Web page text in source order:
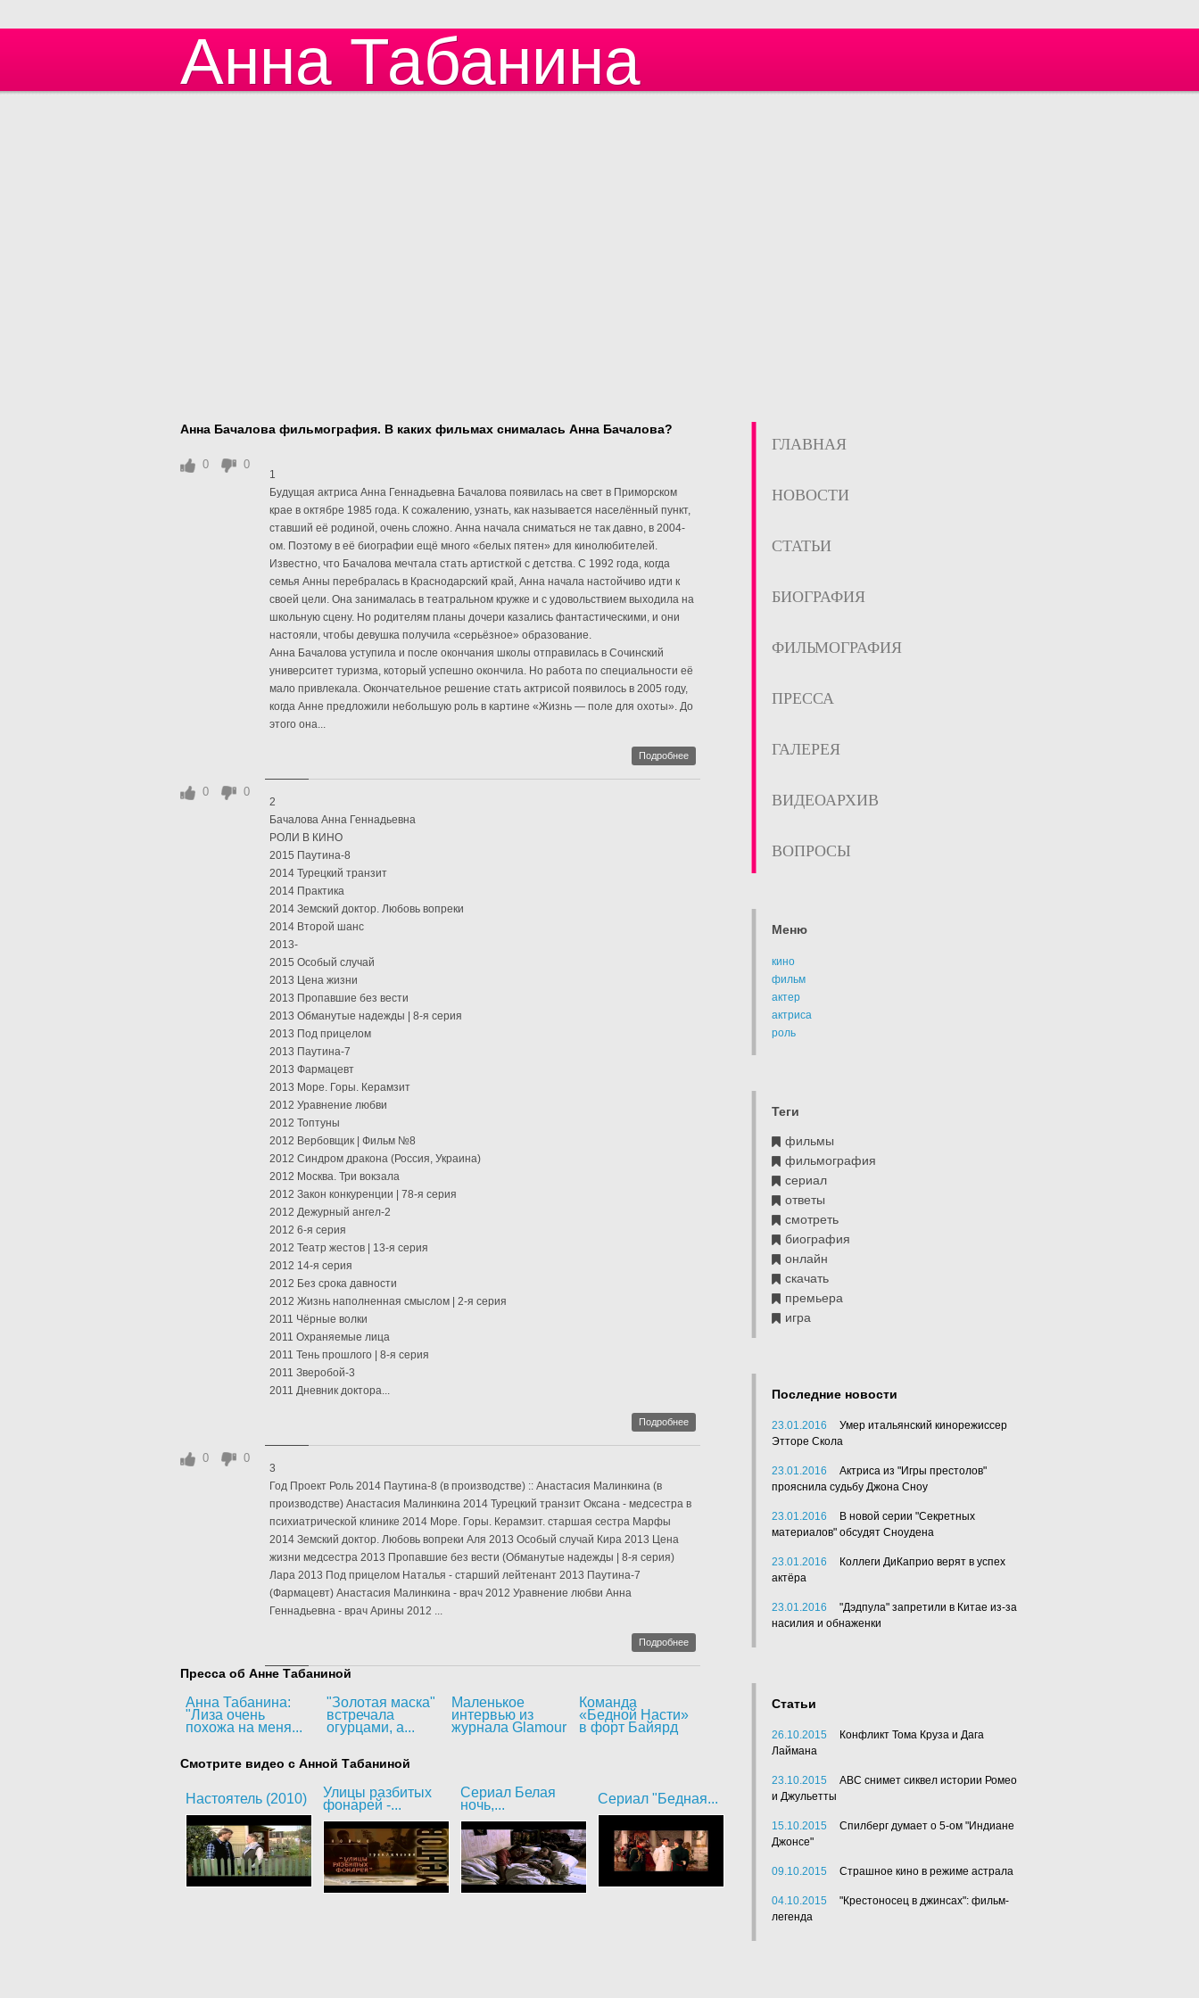
Анна Табанина
Анна Бачалова фильмография. В каких фильмах снималась Анна Бачалова?
1
Будущая актриса Анна Геннадьевна Бачалова появилась на свет в Приморском
крае в октябре 1985 года. К сожалению, узнать, как называется населённый пункт,
ставший её родиной, очень сложно. Анна начала сниматься не так давно, в 2004-
ом. Поэтому в её биографии ещё много «белых пятен» для кинолюбителей.
Известно, что Бачалова мечтала стать артисткой с детства. С 1992 года, когда
семья Анны перебралась в Краснодарский край, Анна начала настойчиво идти к
своей цели. Она занималась в театральном кружке и с удовольствием выходила на
школьную сцену. Но родителям планы дочери казались фантастическими, и они
настояли, чтобы девушка получила «серьёзное» образование.
Анна Бачалова уступила и после окончания школы отправилась в Сочинский
университет туризма, который успешно окончила. Но работа по специальности её
мало привлекала. Окончательное решение стать актрисой появилось в 2005 году,
когда Анне предложили небольшую роль в картине «Жизнь — поле для охоты». До
этого она...
0 0
Подробнее
2
Бачалова Анна Геннадьевна
РОЛИ В КИНО
2015 Паутина-8
2014 Турецкий транзит
2014 Практика
2014 Земский доктор. Любовь вопреки
2014 Второй шанс
2013-
2015 Особый случай
2013 Цена жизни
2013 Пропавшие без вести
2013 Обманутые надежды | 8-я серия
2013 Под прицелом
2013 Паутина-7
2013 Фармацевт
2013 Море. Горы. Керамзит
2012 Уравнение любви
2012 Топтуны
2012 Вербовщик | Фильм №8
2012 Синдром дракона (Россия, Украина)
2012 Москва. Три вокзала
2012 Закон конкуренции | 78-я серия
2012 Дежурный ангел-2
2012 6-я серия
2012 Театр жестов | 13-я серия
2012 14-я серия
2012 Без срока давности
2012 Жизнь наполненная смыслом | 2-я серия
2011 Чёрные волки
2011 Охраняемые лица
2011 Тень прошлого | 8-я серия
2011 Зверобой-3
2011 Дневник доктора...
0 0
Подробнее
3
Год Проект Роль 2014 Паутина-8 (в производстве) :: Анастасия Малинкина (в
производстве) Анастасия Малинкина 2014 Турецкий транзит Оксана - медсестра в
психиатрической клинике 2014 Море. Горы. Керамзит. старшая сестра Марфы
2014 Земский доктор. Любовь вопреки Аля 2013 Особый случай Кира 2013 Цена
жизни медсестра 2013 Пропавшие без вести (Обманутые надежды | 8-я серия)
Лара 2013 Под прицелом Наталья - старший лейтенант 2013 Паутина-7
(Фармацевт) Анастасия Малинкина - врач 2012 Уравнение любви Анна
Геннадьевна - врач Арины 2012 ...
0 0
Подробнее
Пресса об Анне Табаниной
Анна Табанина:
"Лиза очень
похожа на меня...
"Золотая маска"
встречала
огурцами, а...
Маленькое
интервью из
журнала Glamour
Команда
«Бедной Насти»
в форт Байярд
Смотрите видео с Анной Табаниной
Настоятель (2010)
Улицы разбитых
фонарей -...
Сериал Белая
ночь,...
Сериал "Бедная...
ГЛАВНАЯ
НОВОСТИ
СТАТЬИ
БИОГРАФИЯ
ФИЛЬМОГРАФИЯ
ПРЕССА
ГАЛЕРЕЯ
ВИДЕОАРХИВ
ВОПРОСЫ
Меню
кино
фильм
актер
актриса
роль
Теги
фильмы
фильмография
сериал
ответы
смотреть
биография
онлайн
скачать
премьера
игра
Последние новости
23.01.2016
Умер итальянский кинорежиссер
Этторе Скола
23.01.2016
Актриса из "Игры престолов"
прояснила судьбу Джона Сноу
23.01.2016
В новой серии "Секретных
материалов" обсудят Сноудена
23.01.2016
Коллеги ДиКаприо верят в успех
актёра
23.01.2016
"Дэдпула" запретили в Китае из-за
насилия и обнаженки
Статьи
26.10.2015
Конфликт Тома Круза и Дага
Лаймана
23.10.2015
АВС снимет сиквел истории Ромео
и Джульетты
15.10.2015
Спилберг думает о 5-ом "Индиане
Джонсе"
09.10.2015 Страшное кино в режиме астрала
04.10.2015
"Крестоносец в джинсах": фильм-
легенда